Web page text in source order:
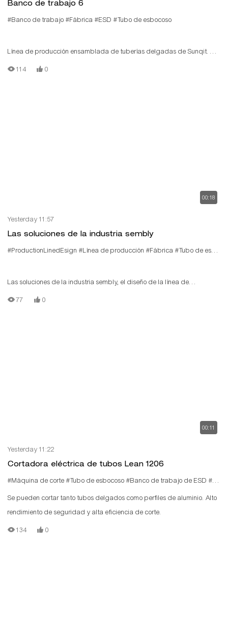
Banco de trabajo 6
#Banco de trabajo #Fábrica #ESD #Tubo de esbocoso
Línea de producción ensamblada de tuberías delgadas de Sunqit. La
línea de producción de bajo costo está construida por tipón/tubo de
114 0
00:18
Yesterday 11:57
Las soluciones de la industria sembly
#ProductionLinedEsign #Línea de producción #Fábrica #Tubo de esbocoso
Las soluciones de la industria sembly, el diseño de la línea de
producción, utilizando la tercera generación de conexión de tubería
77 0
00:11
Yesterday 11:22
Cortadora eléctrica de tubos Lean 1206
#Máquina de corte #Tubo de esbocoso #Banco de trabajo de ESD #Banco de trabajo
Se pueden cortar tanto tubos delgados como perfiles de aluminio. Alto
rendimiento de seguridad y alta eficiencia de corte.
134 0